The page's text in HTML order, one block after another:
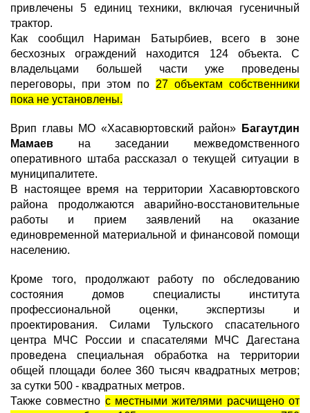
привлечены 5 единиц техники, включая гусеничный
трактор.
Как сообщил Нариман Батырбиев, всего в зоне
бесхозных ограждений находится 124 объекта. С
владельцами большей части уже проведены
переговоры, при этом по 27 объектам собственники
пока не установлены.
Врип главы МО «Хасавюртовский район»
Багаутдин
Мамаев на заседании межведомственного
оперативного штаба рассказал о текущей ситуации в
муниципалитете.
В настоящее время на территории Хасавюртовского
района продолжаются аварийно-восстановительные
работы и прием заявлений на оказание
единовременной материальной и финансовой помощи
населению.
Кроме того, продолжают работу по обследованию
состояния домов специалисты института
профессиональной оценки, экспертизы и
проектирования. Силами Тульского спасательного
центра МЧС России и спасателями МЧС Дагестана
проведена специальная обработка на территории
общей площади более 360 тысяч квадратных метров;
за сутки 500 - квадратных метров.
Также совместно с местными жителями расчищено от